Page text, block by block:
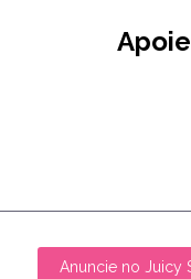
Anuncie no Juicy